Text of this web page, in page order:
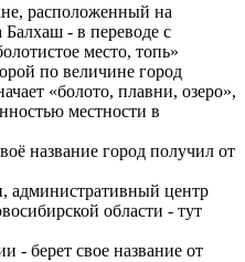
расположенный на
Балхаш - в переводе с
место, топь»
по величине город
«болото, плавни, озеро»,
местности в
название город получил от
административный центр
области - тут
- берет свое название от